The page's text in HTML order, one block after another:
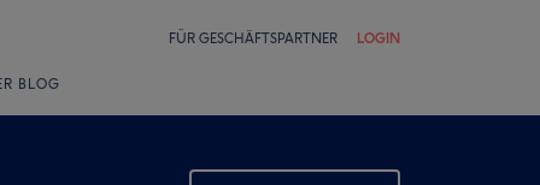
FÜR GESCHÄFTSPARTNER LOGIN
BLOG